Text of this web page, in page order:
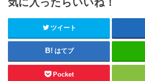
ツイート
はてブ
Pocket